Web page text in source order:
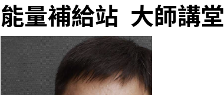
能量補給站 大師講堂